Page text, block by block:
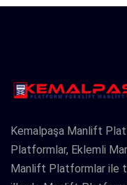
Kemalpaşa Manlift
Platformlar, Eklemli
Manlift Platformlar ile